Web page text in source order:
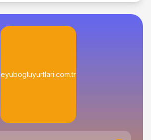
eyubogluyurtlari.com.tr